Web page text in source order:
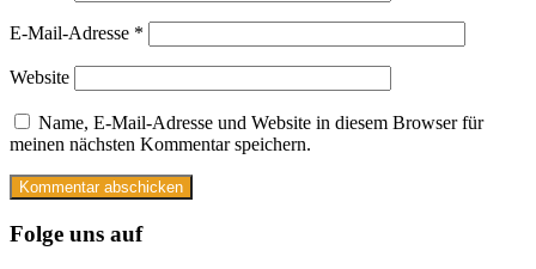
E-Mail-Adresse *
Website
Name, E-Mail-Adresse und Website in diesem Browser für
meinen nächsten Kommentar speichern.
Folge uns auf